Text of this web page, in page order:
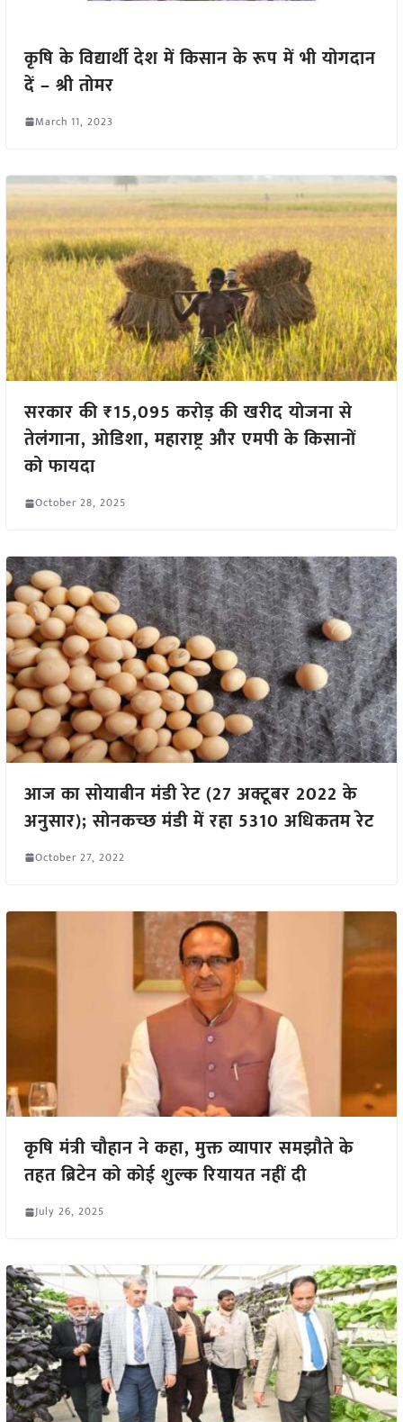
कृषि के विद्यार्थी देश में किसान के रूप में भी योगदान
दें – श्री तोमर
March 11, 2023
सरकार की ₹15,095 करोड़ की खरीद योजना से
तेलंगाना, ओडिशा, महाराष्ट्र और एमपी के किसानों
को फायदा
October 28, 2025
आज का सोयाबीन मंडी रेट (27 अक्टूबर 2022 के
अनुसार); सोनकच्छ मंडी में रहा 5310 अधिकतम रेट
October 27, 2022
कृषि मंत्री चौहान ने कहा, मुक्त व्यापार समझौते के
तहत ब्रिटेन को कोई शुल्क रियायत नहीं दी
July 26, 2025